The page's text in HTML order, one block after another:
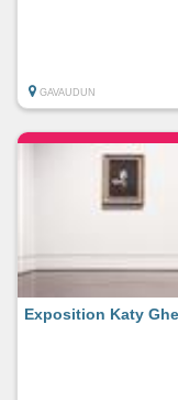
GAVAUDUN
Exposition Katy